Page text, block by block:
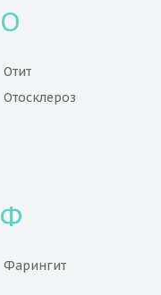
О
Отит
Отосклероз
Ф
Фарингит